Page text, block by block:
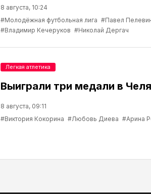
8 августа, 10:24
#Молодёжная футбольная лига #Павел
#Владимир Кечеруков #Николай Дергач
Выиграли три медали в
8 августа, 09:11
#Виктория Кокорина #Любовь Диева #Арина
Легкая атлетика